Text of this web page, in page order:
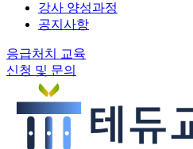
강사 양성과정
공지사항
응급처치 교육
신청 및 문의